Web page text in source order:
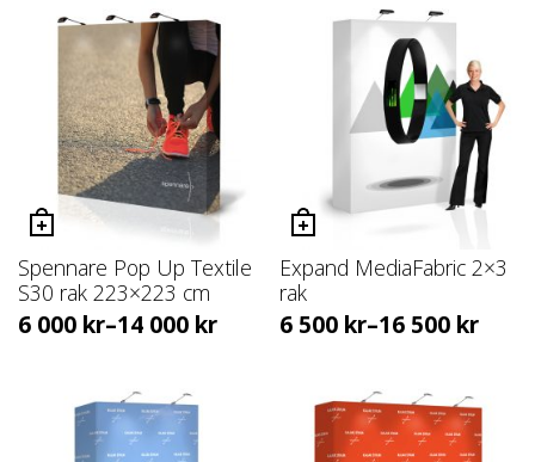
Spennare Pop Up Textile
S30 rak 223×223 cm
6 000 kr–14 000 kr
Expand MediaFabric 2×3
rak
6 500 kr–16 500 kr